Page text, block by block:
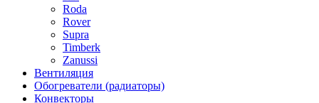
Roda
Rover
Supra
Timberk
Zanussi
Вентиляция
Обогреватели (радиаторы)
Конвекторы